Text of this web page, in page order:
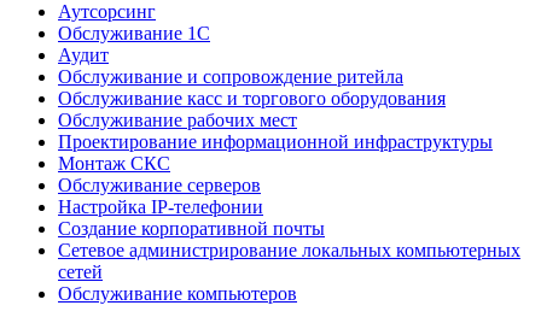
Аутсорсинг
Обслуживание 1С
Аудит
Обслуживание и сопровождение ритейла
Обслуживание касс и торгового оборудования
Обслуживание рабочих мест
Проектирование информационной инфраструктуры
Монтаж СКС
Обслуживание серверов
Настройка IP-телефонии
Создание корпоративной почты
Сетевое администрирование локальных компьютерных
сетей
Обслуживание компьютеров